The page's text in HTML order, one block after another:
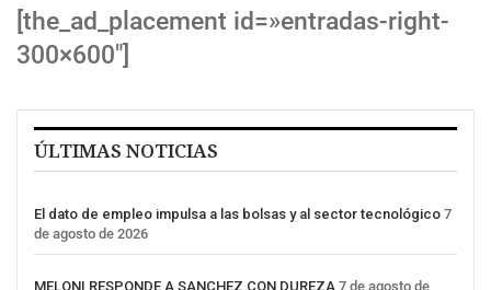
[the_ad_placement id=»entradas-right-
300×600″]
ÚLTIMAS NOTICIAS
El dato de empleo impulsa a las bolsas y al sector tecnológico 7
de agosto de 2026
MELONI RESPONDE A SANCHEZ CON DUREZA 7 de agosto de